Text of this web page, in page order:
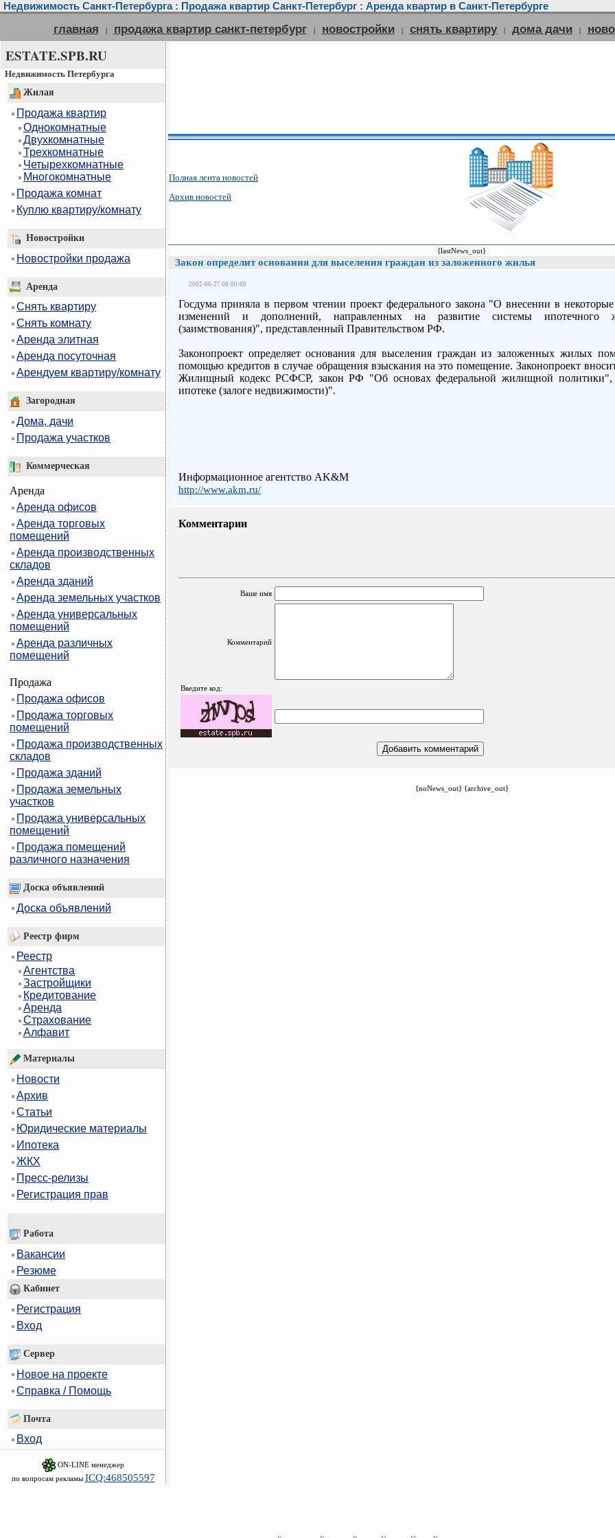
Недвижимость Санкт-Петербурга : Продажа квартир Санкт-Петербург : Аренда квартир в Санкт-Петербурге
главная | продажа квартир санкт-петербург | новостройки | снять квартиру | дома дачи |
ESTATE.SPB.RU
Недвижимость Петербурга
Жилая
Продажа квартир
Однокомнатные
Двухкомнатные
Трехкомнатные
Четырехкомнатные
Многокомнатные
Продажа комнат
Куплю квартиру/комнату
Новостройки
Новостройки продажа
Аренда
Снять квартиру
Снять комнату
Аренда элитная
Аренда посуточная
Арендуем квартиру/комнату
Загородная
Дома, дачи
Продажа участков
Коммерческая
Аренда
Аренда офисов
Аренда торговых
помещений
Аренда производственных
складов
Аренда зданий
Аренда земельных участков
Аренда универсальных
помещений
Аренда различных
помещений
Продажа
Продажа офисов
Продажа торговых
помещений
Продажа производственных
складов
Продажа зданий
Продажа земельных
участков
Продажа универсальных
помещений
Продажа помещений
различного назначения
Доска объявлений
Доска объявлений
Реестр фирм
Реестр
Агентства
Застройщики
Кредитование
Аренда
Страхование
Алфавит
Материалы
Новости
Архив
Статьи
Юридические материалы
Ипотека
ЖКХ
Пресс-релизы
Регистрация прав
Работа
Вакансии
Резюме
Кабинет
Регистрация
Вход
Сервер
Новое на проекте
Справка / Помощь
Почта
Вход
ON-LINE менеджер
по вопросам рекламы ICQ:468505597
Полная лента новостей
Архив новостей
{lastNews_out}
Закон определит основания для выселения граждан из заложенного жилья
2002-06-27 00:00:00
Госдума приняла в первом чтении проект федерального закона "О внесении в
изменений и дополнений, направленных на развитие системы ипотечного
(заимствования)", представленный Правительством РФ.
Законопроект определяет основания для выселения граждан из заложенных жилых
помощью кредитов в случае обращения взыскания на это помещение. Законопроект
Жилищный кодекс РСФСР, закон РФ "Об основах федеральной жилищной политики",
ипотеке (залоге недвижимости)".
Информационное агентство AK&M
http://www.akm.ru/
Комментарии
Ваше имя
Комментарий
Введите код:
{noNews_out} {archive_out}